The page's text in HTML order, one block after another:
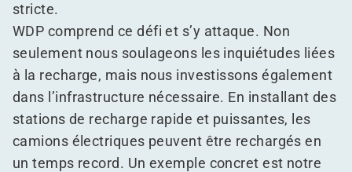
stricte.
WDP comprend ce défi et s’y attaque. Non
seulement nous soulageons les inquiétudes liées
à la recharge, mais nous investissons également
dans l’infrastructure nécessaire. En installant des
stations de recharge rapide et puissantes, les
camions électriques peuvent être rechargés en
un temps record. Un exemple concret est notre